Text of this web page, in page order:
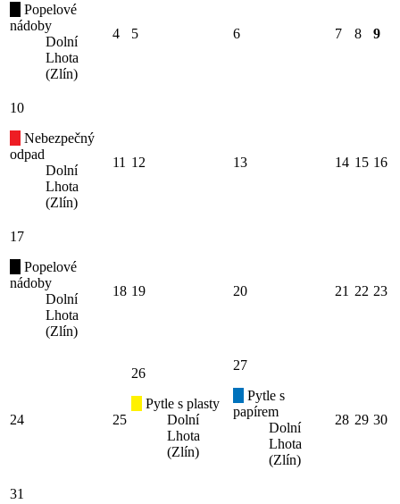
Popelové
nádoby
Dolní
Lhota
(Zlín)
4 5 6 7 8 9
10
Nebezpečný
odpad
Dolní
Lhota
(Zlín)
11 12 13 14 15 16
17
Popelové
nádoby
Dolní
Lhota
(Zlín)
18 19 20 21 22 23
24 25
26
Pytle s plasty
Dolní
Lhota
(Zlín)
27
Pytle s
papírem
Dolní
Lhota
(Zlín)
28 29 30
31